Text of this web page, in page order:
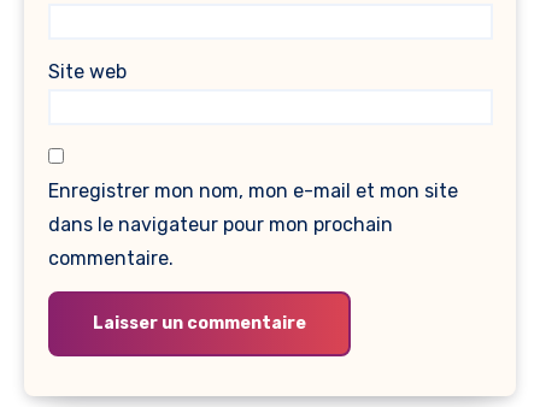
Site web
Enregistrer mon nom, mon e-mail et mon site
dans le navigateur pour mon prochain
commentaire.